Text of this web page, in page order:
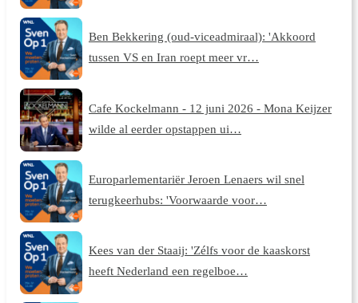
Ben Bekkering (oud-viceadmiraal): 'Akkoord
tussen VS en Iran roept meer vr…
Cafe Kockelmann - 12 juni 2026 - Mona Keijzer
wilde al eerder opstappen ui…
Europarlementariër Jeroen Lenaers wil snel
terugkeerhubs: 'Voorwaarde voor…
Kees van der Staaij: 'Zélfs voor de kaaskorst
heeft Nederland een regelboe…